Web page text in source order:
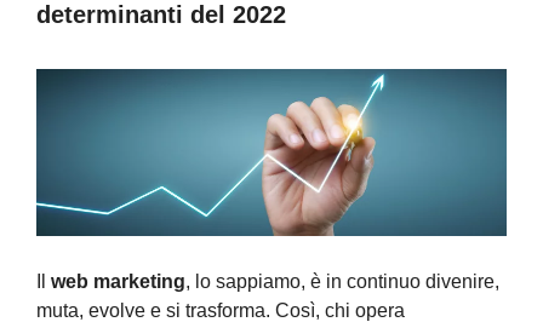
determinanti del 2022
web marketing, lo sappiamo, è in continuo divenire,
muta, evolve e si trasforma. Così, chi opera